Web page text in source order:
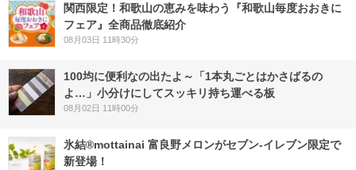
関西限定！和歌山の恵みを味わう『和歌山毎度おおきに
フェア』全商品徹底紹介
08月03日 11時30分
100均に便利なの出たよ～「1本丸ごとはかさばるの
よ…」小分けにしてスッキリ持ち運べる板
08月02日 11時00分
氷結®mottainai 富良野メロンがセブン‐イレブン限定で
新登場！